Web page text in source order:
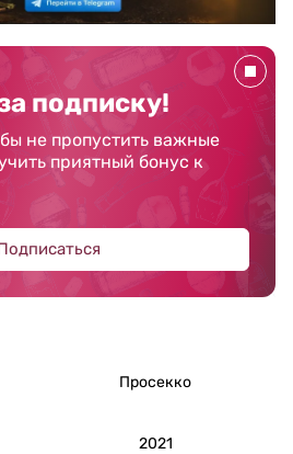
подписку!
не пропустить важные
приятный бонус к
Просекко
2021